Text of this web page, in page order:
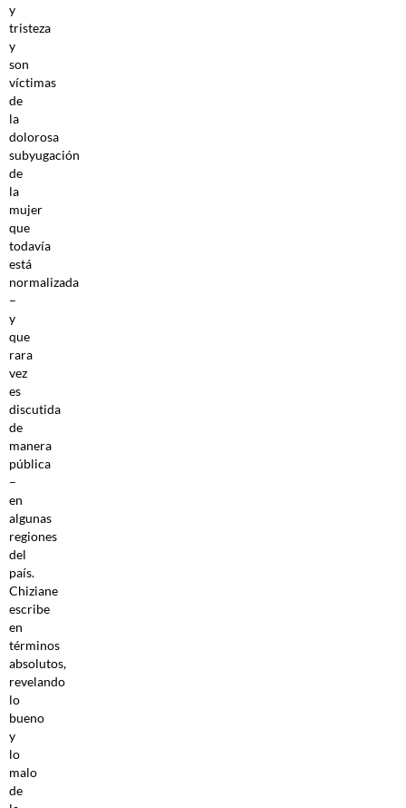
y
tristeza
y
son
víctimas
de
la
dolorosa
subyugación
de
la
mujer
que
todavía
está
normalizada
–
y
que
rara
vez
es
discutida
de
manera
pública
–
en
algunas
regiones
del
país.
Chiziane
escribe
en
términos
absolutos,
revelando
lo
bueno
y
lo
malo
de